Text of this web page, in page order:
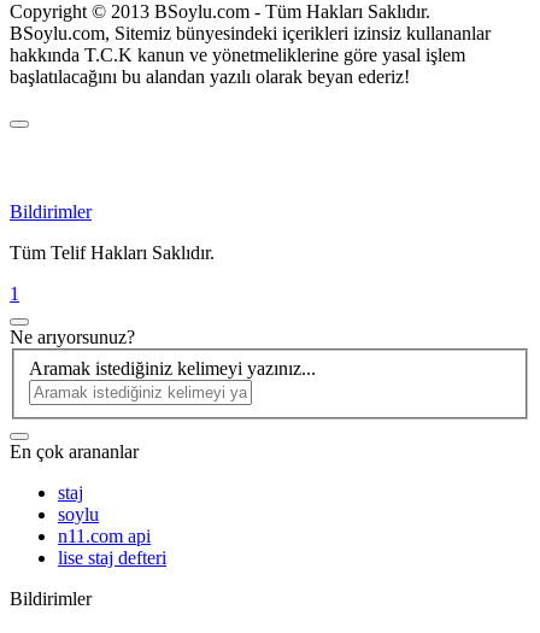
Copyright © 2013 BSoylu.com - Tüm Hakları Saklıdır.
BSoylu.com, Sitemiz bünyesindeki içerikleri izinsiz kullananlar
hakkında T.C.K kanun ve yönetmeliklerine göre yasal işlem
başlatılacağını bu alandan yazılı olarak beyan ederiz!
Bildirimler
Tüm Telif Hakları Saklıdır.
1
Ne arıyorsunuz?
Aramak istediğiniz kelimeyi yazınız...
En çok arananlar
staj
soylu
n11.com api
lise staj defteri
Bildirimler